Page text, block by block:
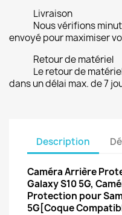
Livraison
Nous vérifions
envoyé pour maximiser
Retour de matériel
Le retour de
dans un délai max. de 7
Description
Caméra Arrière
Galaxy S10 5G,
Protection pour
5G[Coque